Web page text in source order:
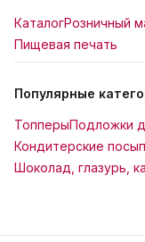
КаталогРозничный
Пищевая печать
Популярные
ТопперыПодложки
Кондитерские
Шоколад, глазурь,